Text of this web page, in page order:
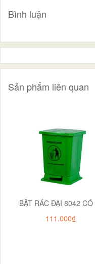
Bình luận
Sản phẩm liên quan
BẬT RÁC ĐẠI 8042 CÓ
111.000₫